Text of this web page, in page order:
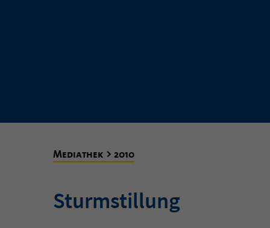
Mediathek > 2010
Sturmstillung